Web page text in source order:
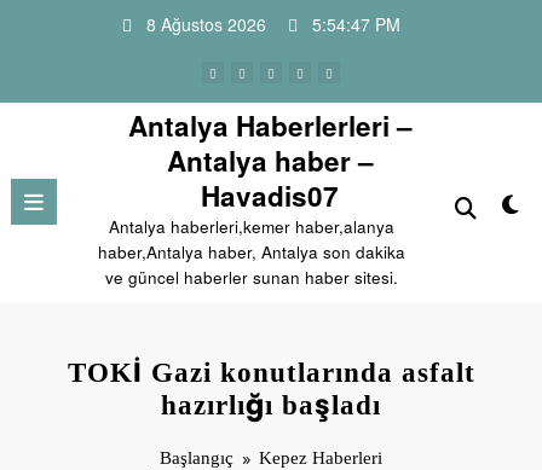
8 Ağustos 2026 5:54:48 PM
Antalya Haberlerleri –
Antalya haber –
Havadis07
Antalya haberleri,kemer haber,alanya
haber,Antalya haber, Antalya son dakika
ve güncel haberler sunan haber sitesi.
TOKİ Gazi konutlarında asfalt
hazırlığı başladı
Başlangıç
Kepez Haberleri